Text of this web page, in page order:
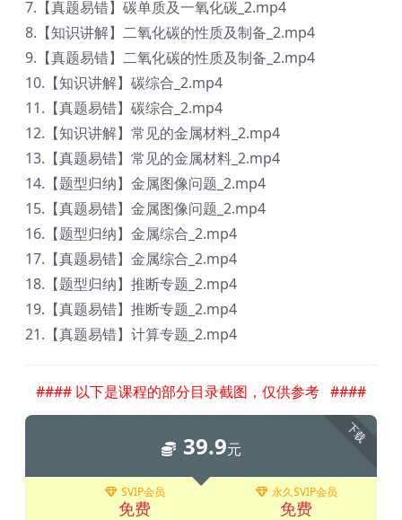
7.【真题易错】碳单质及一氧化碳_2.mp4
8.【知识讲解】二氧化碳的性质及制备_2.mp4
9.【真题易错】二氧化碳的性质及制备_2.mp4
10.【知识讲解】碳综合_2.mp4
11.【真题易错】碳综合_2.mp4
12.【知识讲解】常见的金属材料_2.mp4
13.【真题易错】常见的金属材料_2.mp4
14.【题型归纳】金属图像问题_2.mp4
15.【真题易错】金属图像问题_2.mp4
16.【题型归纳】金属综合_2.mp4
17.【真题易错】金属综合_2.mp4
18.【题型归纳】推断专题_2.mp4
19.【真题易错】推断专题_2.mp4
21.【真题易错】计算专题_2.mp4
#### 以下是课程的部分目录截图，仅供参考 ####
下载
39.9元
SVIP会员
免费
永久SVIP会员
免费